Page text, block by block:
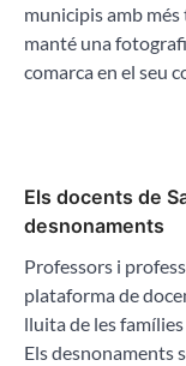
municipis amb
manté una
comarca en el seu
Els docents de
desnonaments
Professors i
plataforma de
lluita de les
Els desnonaments